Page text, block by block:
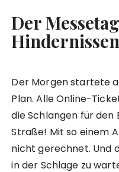
Der
Hindernissen
Der Morgen startete
Plan. Alle Online-
die Schlangen für den
Straße! Mit so einem
nicht gerechnet. Und
in der Schlage zu